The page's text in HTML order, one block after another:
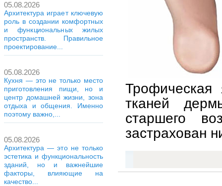
05.08.2026
Архитектура играет ключевую
роль в создании комфортных
и функциональных жилых
пространств. Правильное
проектирование...
05.08.2026
Кухня — это не только место
приготовления пищи, но и
центр домашней жизни, зона
отдыха и общения. Именно
поэтому важно,...
05.08.2026
Архитектура — это не только
эстетика и функциональность
зданий, но и важнейшие
факторы, влияющие на
качество...
Трофическая
тканей
старшего
застрахован